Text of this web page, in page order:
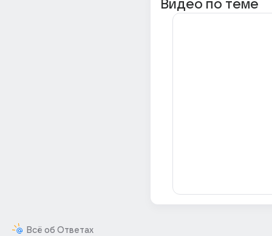
Всё об Ответах
Видео по теме